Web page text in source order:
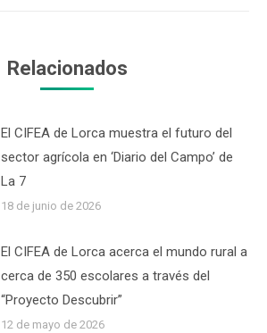
Relacionados
El CIFEA de Lorca muestra el futuro del
sector agrícola en ‘Diario del Campo’ de
La 7
18 de junio de 2026
El CIFEA de Lorca acerca el mundo rural a
cerca de 350 escolares a través del
“Proyecto Descubrir”
12 de mayo de 2026